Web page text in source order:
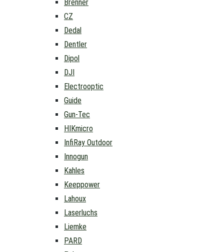
Brenner
CZ
Dedal
Dentler
Dipol
DJI
Electrooptic
Guide
Gun-Tec
HIKmicro
InfiRay Outdoor
Innogun
Kahles
Keeppower
Lahoux
Laserluchs
Liemke
PARD